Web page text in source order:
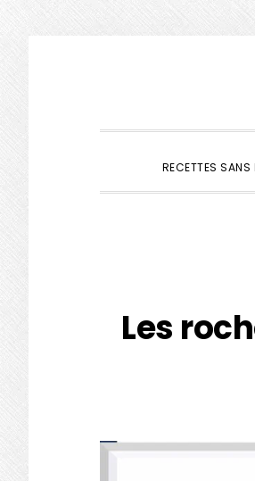
navigation
principale
principal
barre
principale
RECETTES SANS
Les